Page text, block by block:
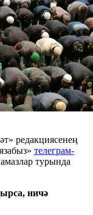
редакциясенең
телеграм-
турында
ничә